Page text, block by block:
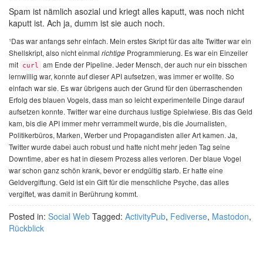
Spam ist nämlich asozial und kriegt alles kaputt, was noch nicht
kaputt ist. Ach ja, dumm ist sie auch noch.
¹Das war anfangs sehr einfach. Mein erstes Skript für das alte Twitter war ein
Shellskript, also nicht einmal richtige Programmierung. Es war ein Einzeiler
mit
curl
am Ende der Pipeline. Jeder Mensch, der auch nur ein bisschen
lernwillig war, konnte auf dieser API aufsetzen, was immer er wollte. So
einfach war sie. Es war übrigens auch der Grund für den überraschenden
Erfolg des blauen Vogels, dass man so leicht experimentelle Dinge darauf
aufsetzen konnte. Twitter war eine durchaus lustige Spielwiese. Bis das Geld
kam, bis die API immer mehr verrammelt wurde, bis die Journalisten,
Politikerbüros, Marken, Werber und Propagandisten aller Art kamen. Ja,
Twitter wurde dabei auch robust und hatte nicht mehr jeden Tag seine
Downtime, aber es hat in diesem Prozess alles verloren. Der blaue Vogel
war schon ganz schön krank, bevor er endgültig starb. Er hatte eine
Geldvergiftung. Geld ist ein Gift für die menschliche Psyche, das alles
vergiftet, was damit in Berührung kommt.
Posted in: Social Web Tagged: ActivityPub, Fediverse, Mastodon,
Rückblick